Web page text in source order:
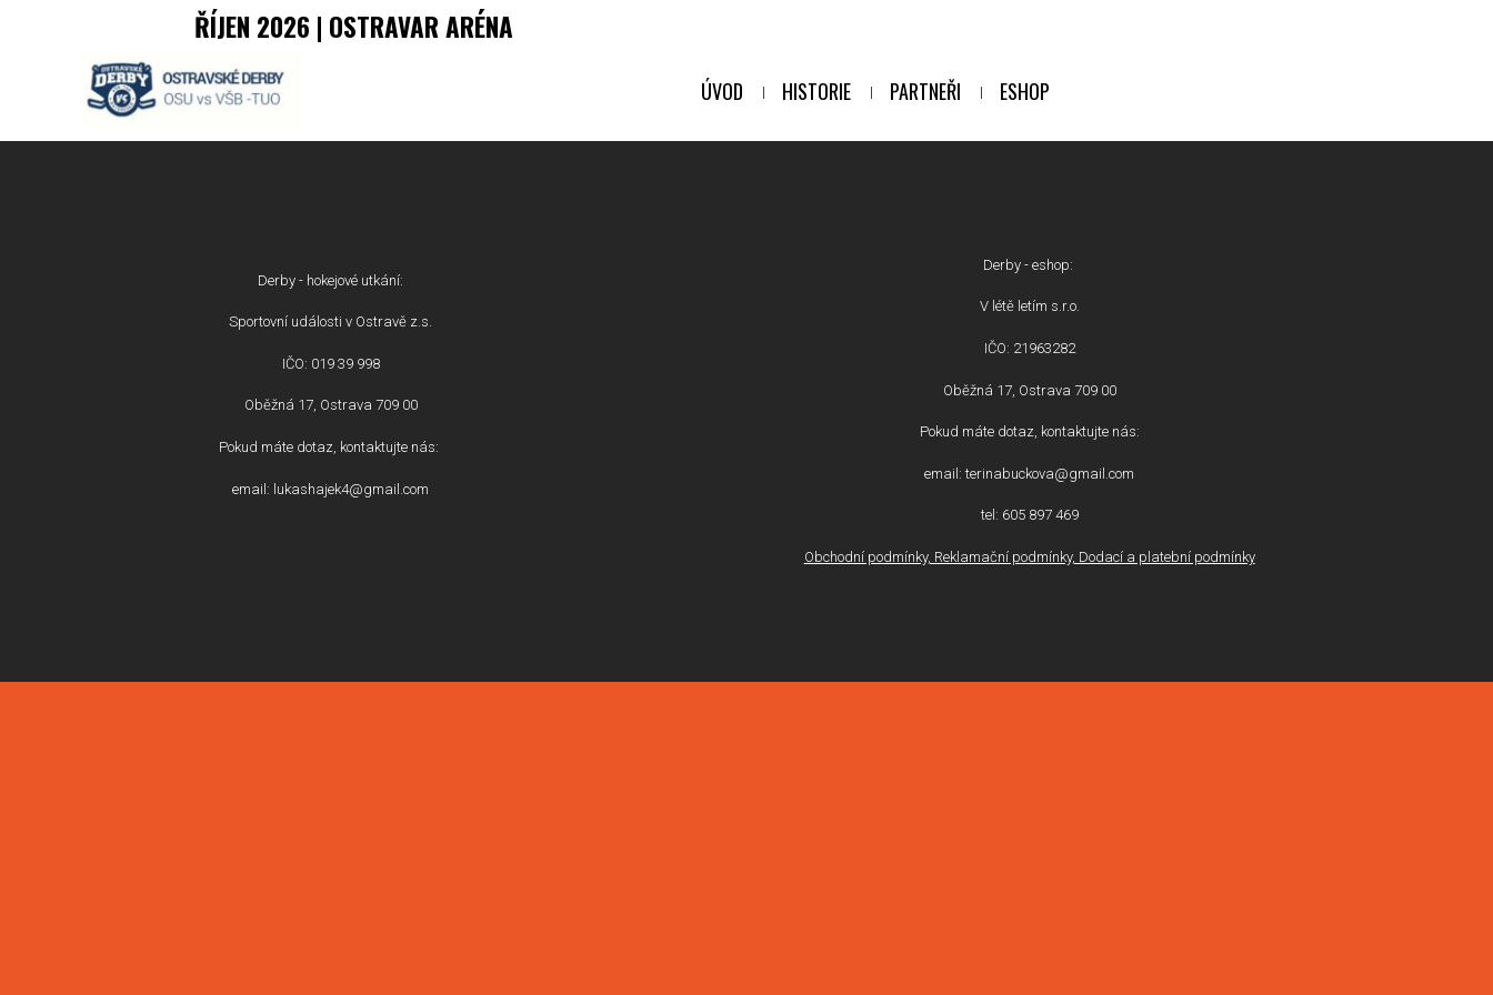
ŘÍJEN 2026 | OSTRAVAR ARÉNA
ÚVOD HISTORIE PARTNEŘI ESHOP
Derby - hokejové utkání:
Sportovní události v Ostravě z.s.
IČO: 019 39 998
Oběžná 17, Ostrava 709 00
Pokud máte dotaz, kontaktujte nás:
email: lukashajek4@gmail.com
Derby - eshop:
V létě letím s.r.o.
IČO: 21963282
Oběžná 17, Ostrava 709 00
Pokud máte dotaz, kontaktujte nás:
email: terinabuckova@gmail.com
tel: 605 897 469
Obchodní podmínky, Reklamační podmínky, Dodací a platební podmínky